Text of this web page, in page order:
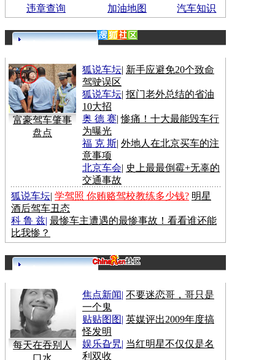
违章查询
加油地图 汽车知识
富豪驾车肇事
盘点
狐说车坛| 新手应避免20个致命
驾驶误区
狐说车坛| 抠门老外总结的省油
10大招
奥 德 赛|惨痛！十大最能毁车行
为曝光
福 克 斯| 外地人在北京买车的注
意事项
北京车会| 史上最最倒霉+无辜的
交通事故
狐说车坛| 学驾照 你贿赂驾校教练多少钱? 明星
酒后驾车丑态
科 鲁 兹| 最惨车主遭遇的最惨事故！看看谁还能
比我惨？
每天在吞别人
口水
焦点新闻| 不要迷恋哥，哥只是
一个鬼
贴贴图图| 英媒评出2009年度搞
怪发明
娱乐旮旯 | 当红明星不仅仅是名
利双收